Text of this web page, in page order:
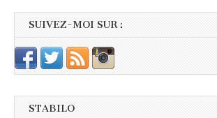
SUIVEZ-MOI SUR :
STABILO